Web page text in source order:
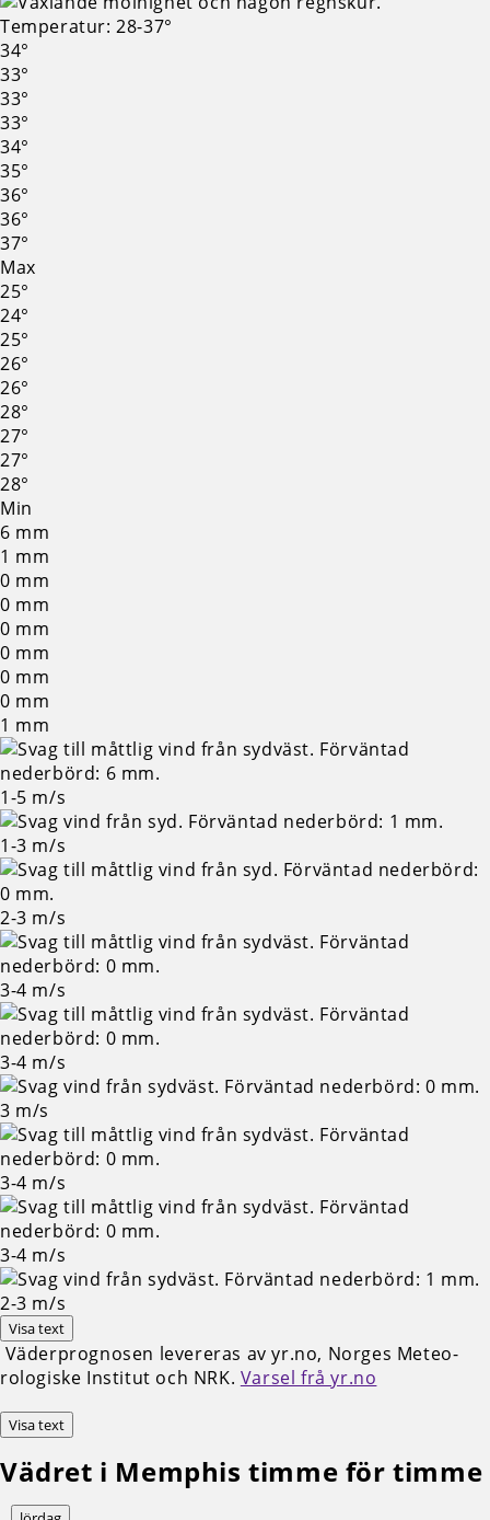
34°
33°
33°
33°
34°
35°
36°
36°
37°
Max
25°
24°
25°
26°
26°
28°
27°
27°
28°
Min
6 mm
1 mm
0 mm
0 mm
0 mm
0 mm
0 mm
0 mm
1 mm
1-5 m/s
1-3 m/s
2-3 m/s
3-4 m/s
3-4 m/s
3 m/s
3-4 m/s
3-4 m/s
2-3 m/s
Visa text
Väderprognosen levereras av yr.no, Norges Meteo­
rologiske Institut och NRK. Varsel frå yr.no
Visa text
Vädret i Memphis timme för timme